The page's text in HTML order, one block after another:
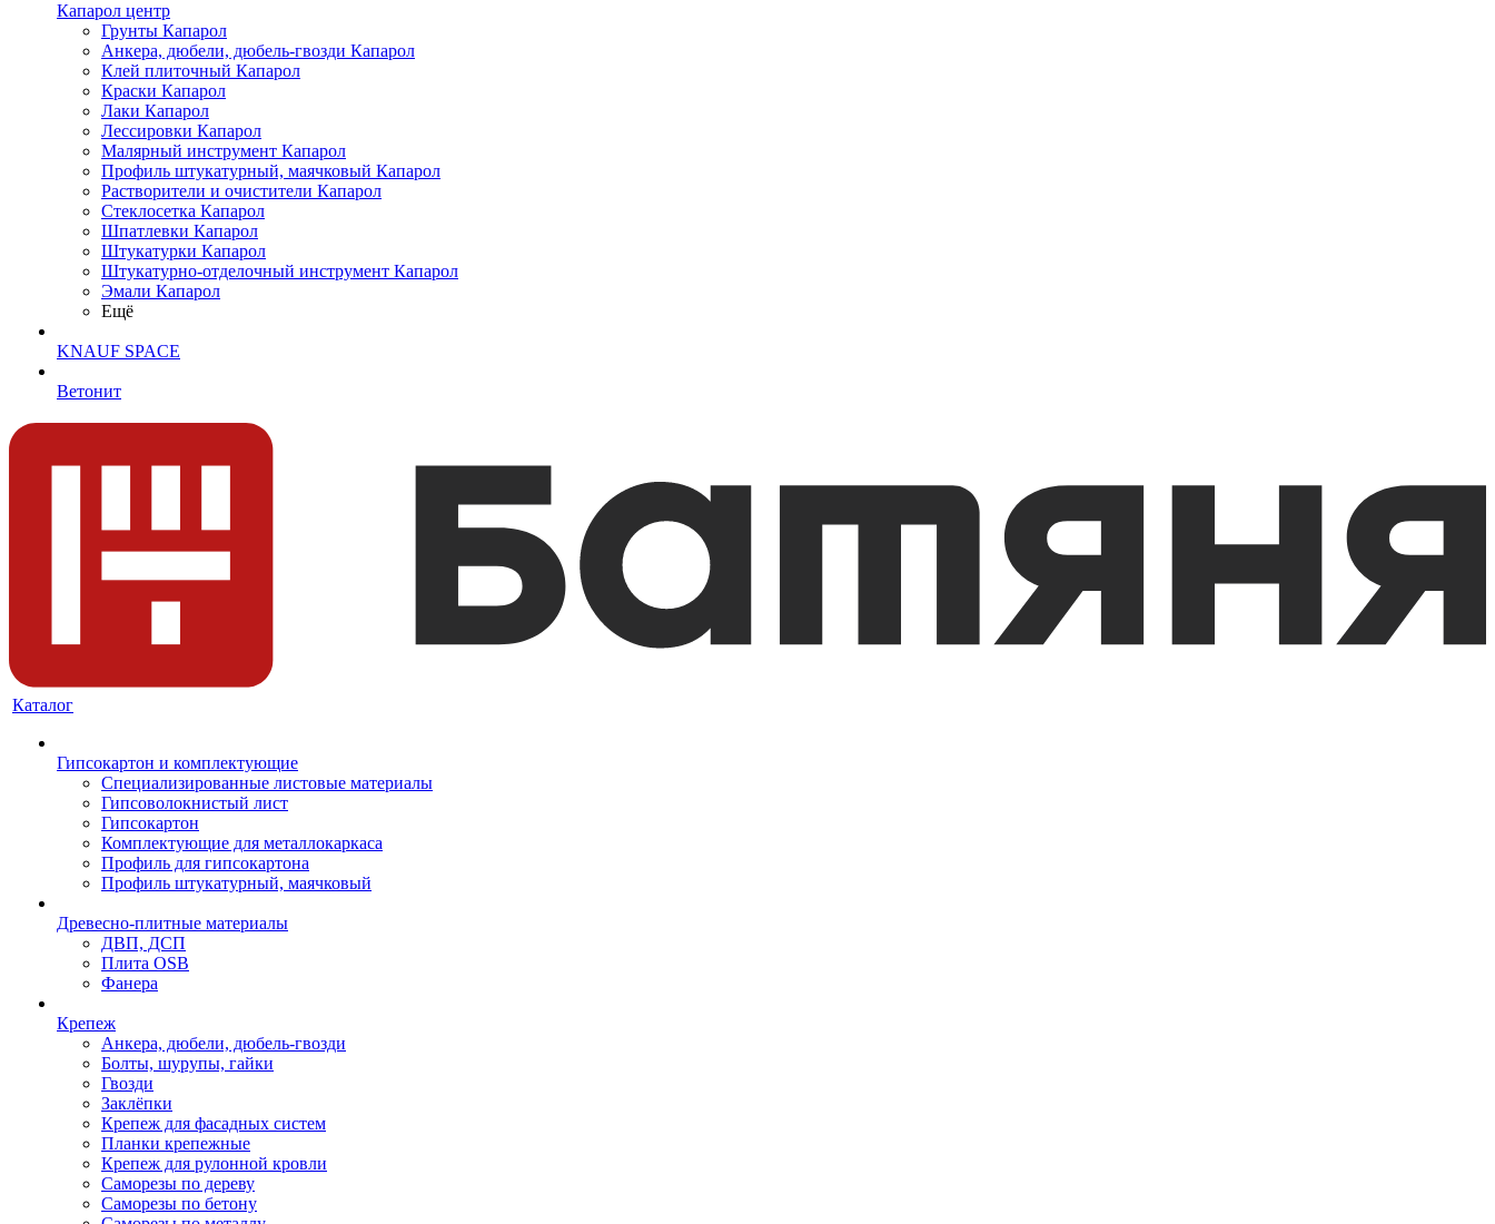
Капарол центр
Грунты Капарол
Анкера, дюбели, дюбель-гвозди Капарол
Клей плиточный Капарол
Краски Капарол
Лаки Капарол
Лессировки Капарол
Малярный инструмент Капарол
Профиль штукатурный, маячковый Капарол
Растворители и очистители Капарол
Cтеклосетка Капарол
Шпатлевки Капарол
Штукатурки Капарол
Штукатурно-отделочный инструмент Капарол
Эмали Капарол
Ещё
KNAUF SPACE
Ветонит
Каталог
Гипсокартон и комплектующие
Специализированные листовые материалы
Гипсоволокнистый лист
Гипсокартон
Комплектующие для металлокаркаса
Профиль для гипсокартона
Профиль штукатурный, маячковый
Древесно-плитные материалы
ДВП, ДСП
Плита OSB
Фанера
Крепеж
Анкера, дюбели, дюбель-гвозди
Болты, шурупы, гайки
Гвозди
Заклёпки
Крепеж для фасадных систем
Планки крепежные
Крепеж для рулонной кровли
Саморезы по дереву
Саморезы по бетону